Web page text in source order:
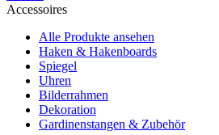
Accessoires
Alle Produkte ansehen
Haken & Hakenboards
Spiegel
Uhren
Bilderrahmen
Dekoration
Gardinenstangen & Zubehör